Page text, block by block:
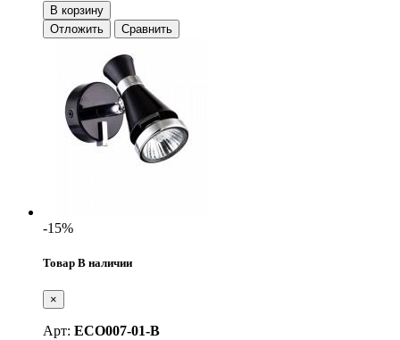
В корзину
Отложить
Сравнить
-15%
Товар В наличии
×
Арт: ECO007-01-B